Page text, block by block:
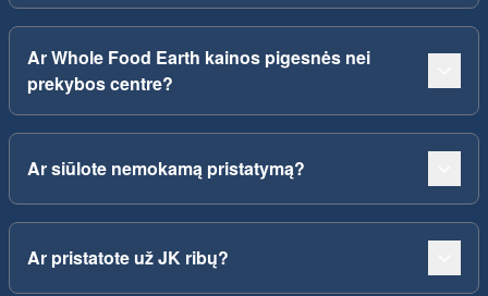
Ar Whole Food Earth kainos pigesnės nei
prekybos centre?
Ar siūlote nemokamą pristatymą?
Ar pristatote už JK ribų?